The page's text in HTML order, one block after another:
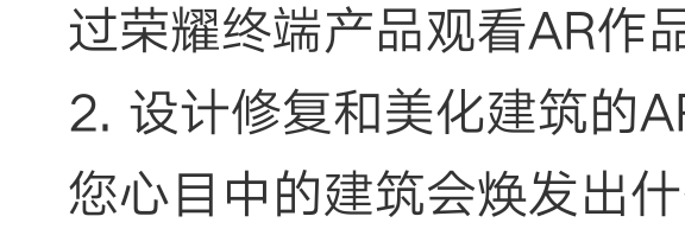
过荣耀终端产品观看AR作
2. 设计修复和美化建筑的
您心目中的建筑会焕发出